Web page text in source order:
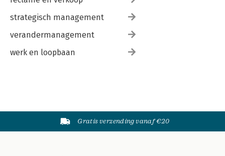
strategisch management
verandermanagement
werk en loopbaan
Gratis verzending vanaf €20